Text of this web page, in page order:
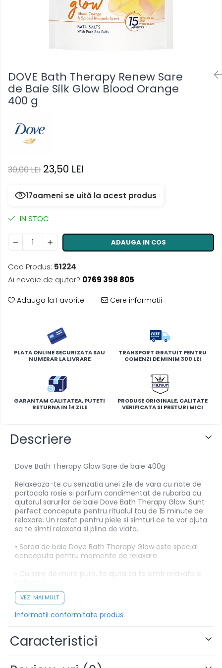
Masca & Gel de par
Servetele Umede & Uscate
DOVE Bath Therapy Renew Sare
de Baie Silk Glow Blood Orange
400 g
30,00 LEI 23,50 LEI
17oameni se uită la acest produs
IN STOC
ADAUGA IN COS
Cod Produs: 51224
Ai nevoie de ajutor? 0769 398 805
Adauga la Favorite Cere informatii
PLATA ONLINE SECURIZATA SAU
NUMERAR LA LIVRARE
TRANSPORT GRATUIT PENTRU
COMENZI DE MINIM 300 LEI
GARANTAM CALITATEA, PUTETI
RETURNA IN 14 ZILE
PRODUSE ORIGINALE, CALITATE
VERIFICATA SI PRETURI MICI
Descriere
Dove Bath Therapy Glow Sare de baie 400g
Relaxeaza-te cu senzatia unei zile de vara cu note de
portocala rosie si parfum condimentat de rubarba cu
ajutorul sarurilor de baie Dove Bath Therapy Glow. Sunt
perfect concepute pentru ritualul tau de 15 minute de
relaxare. Un rasfat pentru piele si simturi ce te vor ajuta
sa te simti relaxata si plina de viata.
• Sarea de baie Dove Bath Therapy Glow este special
conceputa pentru momente de relaxare
• Cu sare de mare pura, te ajuta sa te simti relaxata si
• Perfecta pentru un ritual de ingrijire de 15 minute
pentru corpul tau
si rubarba condimentata
testarii pe animale si depozitat intr-un ambalaj
VEZI MAI MULT
Informatii conformitate produs
Caracteristici